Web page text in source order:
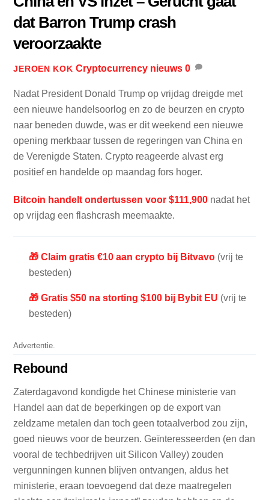
dat Barron Trump crash
veroorzaakte
JEROEN KOK Cryptocurrency nieuws 0
Nadat President Donald Trump op vrijdag dreigde met
een nieuwe handelsoorlog en zo de beurzen en crypto
naar beneden duwde, was er dit weekend een nieuwe
opening merkbaar tussen de regeringen van China en
de Verenigde Staten. Crypto reageerde alvast erg
positief en handelde op maandag fors hoger.
Bitcoin handelt ondertussen voor $111,900 nadat het
op vrijdag een flashcrash meemaakte.
🎁 Claim gratis €10 aan crypto bij Bitvavo (vrij te
besteden)
🎁 Gratis $50 na storting $100 bij Bybit EU (vrij te
besteden)
Advertentie.
Rebound
Zaterdagavond kondigde het Chinese ministerie van
Handel aan dat de beperkingen op de export van
zeldzame metalen dan toch geen totaalverbod zou zijn,
goed nieuws voor de beurzen. Geïnteresseerden (en dan
vooral de techbedrijven uit Silicon Valley) zouden
vergunningen kunnen blijven ontvangen, aldus het
ministerie, eraan toevoegend dat deze maatregelen